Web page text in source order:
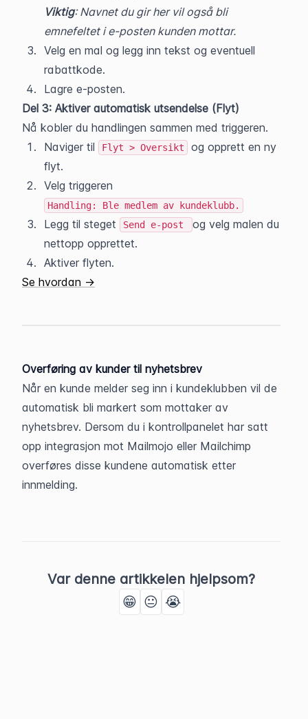
Viktig: Navnet du gir her vil også bli
emnefeltet i e-posten kunden mottar.
Velg en mal og legg inn tekst og eventuell
rabattkode.
Lagre e-posten.
Del 3: Aktiver automatisk utsendelse (Flyt)
Nå kobler du handlingen sammen med triggeren.
Naviger til
Flyt > Oversikt
og opprett en ny
flyt.
Handling: Ble medlem av kundeklubb.
Legg til steget Send e-post
og velg malen du
nettopp opprettet.
Aktiver flyten.
Se hvordan →
Overføring av kunder til nyhetsbrev
Når en kunde melder seg inn i kundeklubben vil de
automatisk bli markert som mottaker av
nyhetsbrev. Dersom du i kontrollpanelet har satt
opp integrasjon mot Mailmojo eller Mailchimp
overføres disse kundene automatisk etter
innmelding.
Var denne artikkelen hjelpsom?
😁 😐 😭